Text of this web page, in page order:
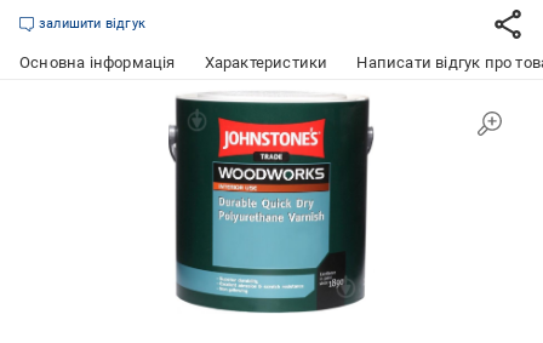
залишити відгук
Основна інформація Характеристики Написати відгук про